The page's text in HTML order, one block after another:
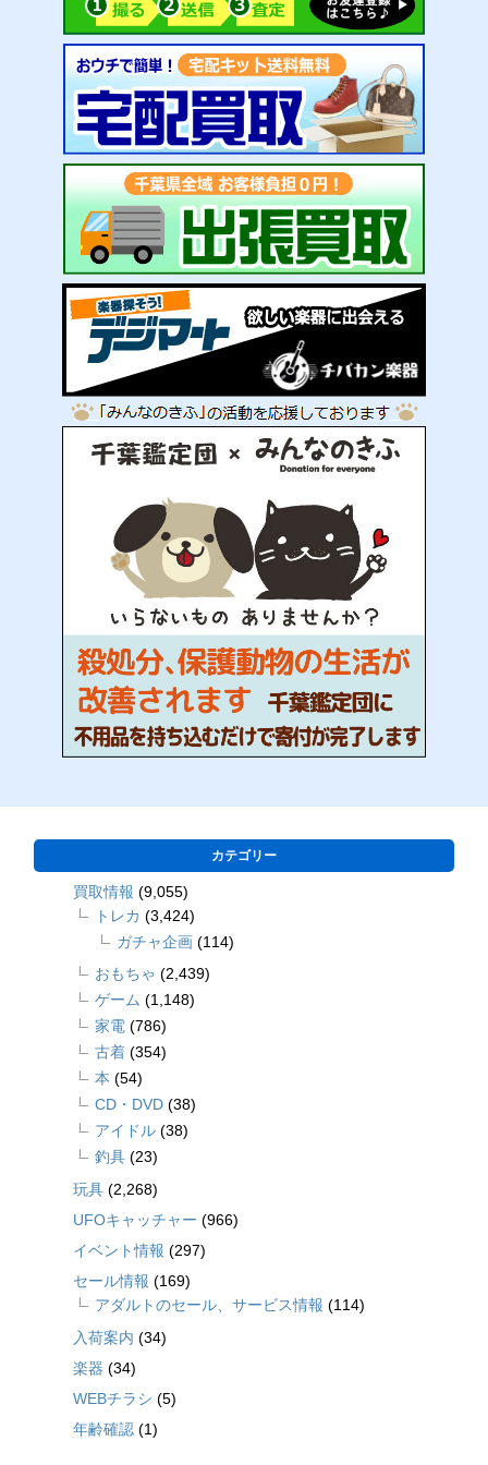
カテゴリー
買取情報 (9,055)
トレカ (3,424)
ガチャ企画 (114)
おもちゃ (2,439)
ゲーム (1,148)
家電 (786)
古着 (354)
本 (54)
CD・DVD (38)
アイドル (38)
釣具 (23)
玩具 (2,268)
UFOキャッチャー (966)
イベント情報 (297)
セール情報 (169)
アダルトのセール、サービス情報 (114)
入荷案内 (34)
楽器 (34)
WEBチラシ (5)
年齢確認 (1)